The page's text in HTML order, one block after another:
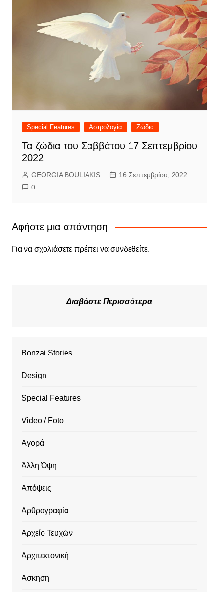
Special Features Αστρολογία Ζώδια
Τα ζώδια του Σαββάτου 17 Σεπτεμβρίου
2022
GEORGIA BOULIAKIS
16 Σεπτεμβρίου, 2022
0
Αφήστε μια απάντηση
Για να σχολιάσετε πρέπει να συνδεθείτε.
Διαβάστε Περισσότερα
Bonzai Stories
Design
Special Features
Video / Foto
Αγορά
Άλλη Όψη
Απόψεις
Αρθρογραφία
Αρχείο Τευχών
Αρχιτεκτονική
Ασκηση